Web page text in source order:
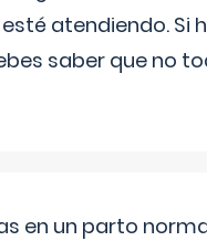
atendiendo.
saber que no
en un parto